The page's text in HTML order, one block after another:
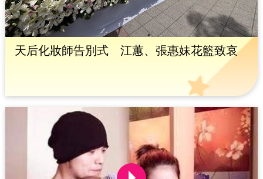
天后化妝師告別式 江蕙、張惠妹花籃致哀